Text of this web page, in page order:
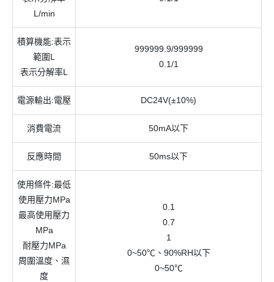
L/min
積算機能:表示
範圍L
表示分解率L
999999.9/999999
0.1/1
電源輸出:電壓 DC24V(±10%)
消費電流 50mA以下
反應時間 50ms以下
使用條件:最低
使用壓力MPa
最高使用壓力
MPa
耐壓力MPa
周圍溫度、濕
度
0.1
0.7
1
0~50℃、90%RH以下
0~50℃